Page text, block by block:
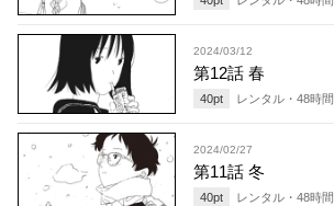
2024/03/12
第12話 春
40pt レンタル・ 48時間
2024/02/27
第11話 冬
40pt レンタル・ 48時間